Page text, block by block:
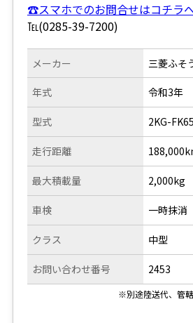
☎スマホでのお問合せはコチラ
℡(0285-39-7200)
メーカー
年式
型式
走行距離
三菱ふそ
令和3年
2KG-
最大積載量
車検
クラス
お問い合わせ番号
2,000kg
一時抹消
中型
2453
※別途陸送代、管